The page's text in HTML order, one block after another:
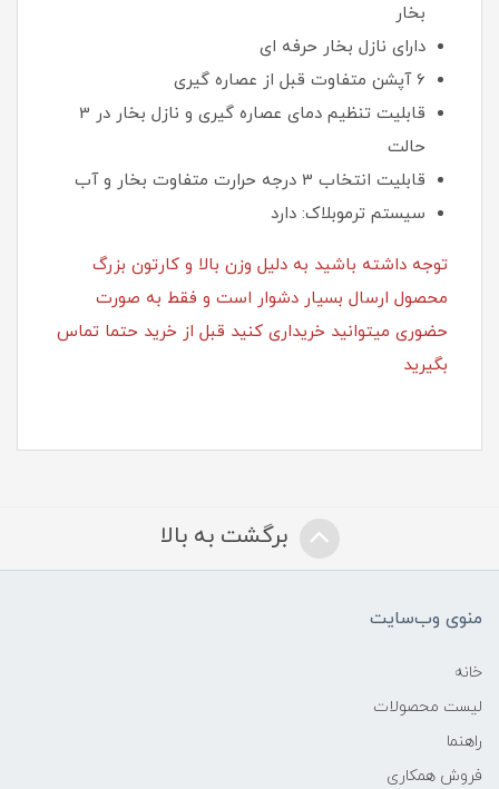
بخار
دارای نازل بخار حرفه ای
6 آپشن متفاوت قبل از عصاره گیری
قابلیت تنظیم دمای عصاره گیری و نازل بخار در 3
حالت
قابلیت انتخاب 3 درجه حرارت متفاوت بخار و آب
سیستم ترموبلاک: دارد
توجه داشته باشید به دلیل وزن بالا و کارتون بزرگ
محصول ارسال بسیار دشوار است و فقط به صورت
حضوری میتوانید خریداری کنید قبل از خرید حتما تماس
بگیرید
برگشت به بالا
منوی وب‌سایت
خانه
لیست محصولات
راهنما
فروش همکاری